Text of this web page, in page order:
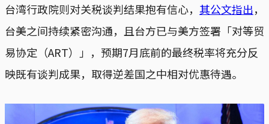
台湾行政院则对关税谈判结果抱有信心， 其公文指出，
台美之间持续紧密沟通，且台方已与美方签署「对等贸
易协定（ART）」，预期7月底前的最终税率将充分反
映既有谈判成果，取得逆差国之中相对优惠待遇。